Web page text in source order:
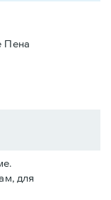
Пена
для